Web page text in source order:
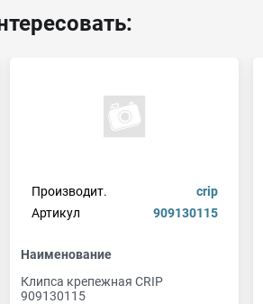
Производит.
crip
Артикул
909130115
Наименование
Клипса крепежная CRIP
909130115